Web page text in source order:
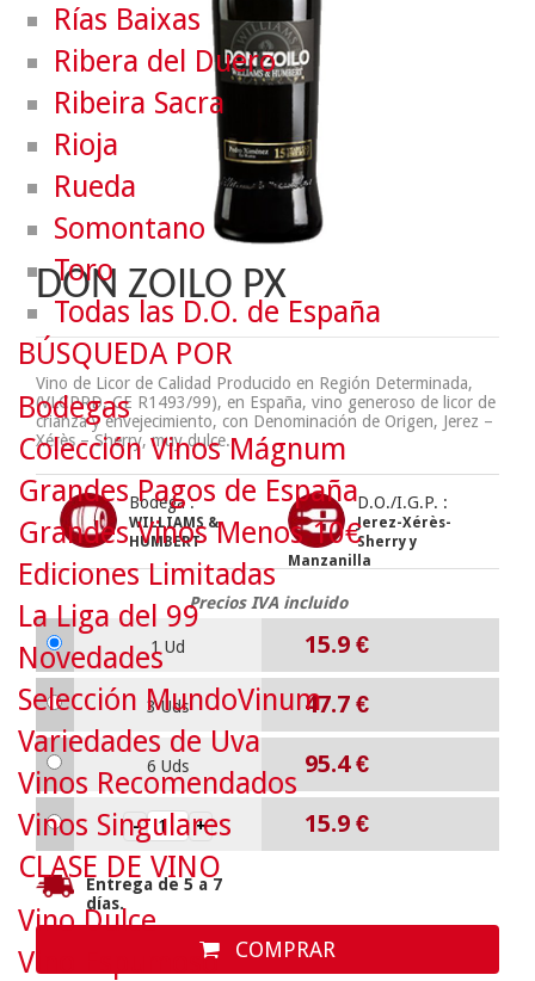
DON ZOILO PX
Vino de Licor de Calidad Producido en Región Determinada,
(VLCPRD, CE R1493/99), en España, vino generoso de licor de
crianza y envejecimiento, con Denominación de Origen, Jerez –
Xérès – Sherry, muy dulce.
Bodega :
WILLIAMS &
HUMBERT
D.O./I.G.P. :
Jerez-Xérès-
Sherry y
Manzanilla
Precios IVA incluido
1 Ud 15.9 €
3 Uds 47.7 €
6 Uds 95.4€
15.9 €
Entrega de 5 a 7
días.
COMPRAR
Rías Baixas
Ribera del Duero
Ribeira Sacra
Rioja
Rueda
Somontano
Toro
Todas las D.O. de España
BÚSQUEDA POR
Bodegas
Colección Vinos Mágnum
Grandes Pagos de España
Grandes Vinos Menos 10€
Ediciones Limitadas
La Liga del 99
Novedades
Selección MundoVinum
Variedades de Uva
Vinos Recomendados
Vinos Singulares
CLASE DE VINO
Vino Dulce
Vino Espumoso